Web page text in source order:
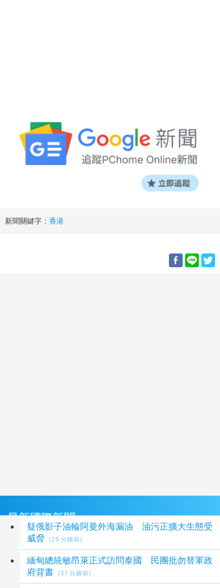
新聞關鍵字： 香港
最新國際新聞
疑俄影子油輪阿曼外海漏油 油污正擴大生態受
威脅
(25 分鐘前)
緬甸總統敏昂萊正式訪問泰國 民團批勿替軍政
府背書
(37 分鐘前)